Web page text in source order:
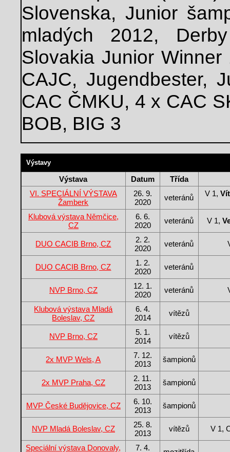
Slovenska, Junior
mladých 2012,
Slovakia Junior
CAJC, Jugendbester,
CAC ČMKU, 4 x CAC
BOB, BIG 3
Výstavy
Výstava Datum
Třída
VI. SPECIÁLNÍ VÝSTAVA
Žamberk
26. 9.
2020
veteránů V 1,
Klubová výstava Němčice,
CZ
6. 6.
2020
veteránů V 1,
DUO CACIB Brno, CZ
2. 2.
2020
veteránů
DUO CACIB Brno, CZ
1. 2.
2020
veteránů
NVP Brno, CZ
12. 1.
2020
veteránů
Klubová výstava Mladá
Boleslav, CZ
6. 4.
2014
vítězů
NVP Brno, CZ
5. 1.
2014
vítězů
2x MVP Wels, A
7. 12.
2013
šampionů
2x MVP Praha, CZ
2. 11.
2013
šampionů
MVP České Budějovice, CZ
6. 10.
2013
šampionů
NVP Mladá Boleslav, CZ
25. 8.
2013
vítězů V 1,
Speciální výstava Donovaly,
7. 4.